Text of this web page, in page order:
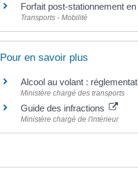
Forfait post-stationnement
Transports - Mobilité
Pour en savoir plus
Alcool au volant :
Ministère chargé des transports
Guide des infractions
Ministère chargé de l'intérieur